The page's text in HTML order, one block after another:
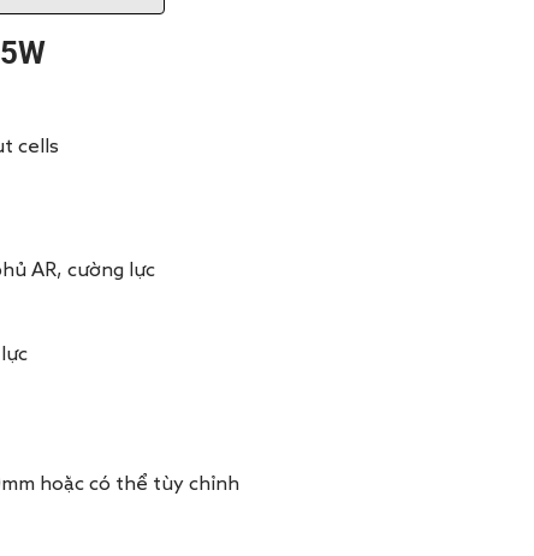
cells
AR, cường lực
hoặc có thể tùy chỉnh